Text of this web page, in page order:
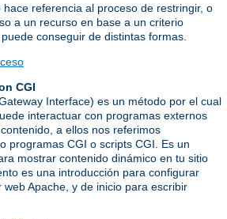
hace referencia al proceso de restringir, o
a un recurso en base a un criterio
conseguir de distintas formas.
CGI
Interface) es un método por el cual
interactuar con programas externos
a ellos nos referimos
programas CGI o scripts CGI. Es un
mostrar contenido dinámico en tu sitio
es una introducción para configurar
web Apache, y de inicio para escribir